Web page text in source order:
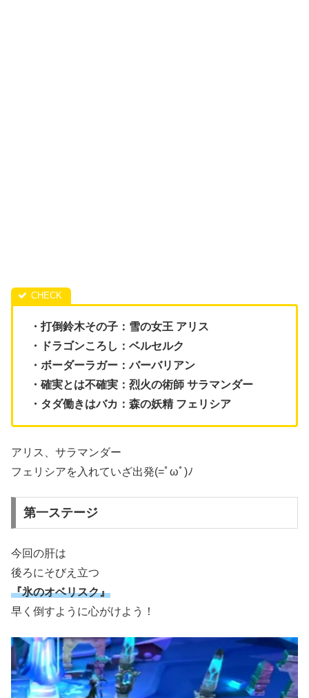
・打倒鈴木その子：雪の女王 アリス
・ドラゴンころし：ベルセルク
・ボーダーラガー：バーバリアン
・確実とは不確実：烈火の術師 サラマンダー
・タダ働きはバカ：森の妖精 フェリシア
アリス、サラマンダー
フェリシアを入れていざ出発(=ﾟωﾟ)ﾉ
第一ステージ
今回の肝は
後ろにそびえ立つ
『氷のオベリスク』
早く倒すように心がけよう！